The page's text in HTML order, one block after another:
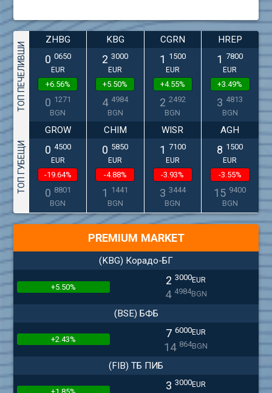
ТОП ПЕЧЕЛИВШИ
ZHBG
0 0650
EUR
+6.56%
0 1271
BGN
KBG
2 3000
EUR
+5.50%
4 4984
BGN
CGRN
1 1500
EUR
+4.55%
2 2492
BGN
HREP
1 7800
EUR
+3.49%
3 4813
BGN
ТОП ГУБЕЩИ
GROW
0 4500
EUR
-19.64%
0 8801
BGN
CHIM
0 5850
EUR
-4.88%
1 1441
BGN
WISR
1 7100
EUR
-3.93%
3 3444
BGN
AGH
8 1500
EUR
-3.55%
15 9400
BGN
PREMIUM MARKET
(KBG) Корадо-БГ
+5.50% 2 3000EUR
4 4984BGN
(BSE) БФБ
+2.43% 7 6000EUR
14 864BGN
(FIB) ТБ ПИБ
3 3000EUR